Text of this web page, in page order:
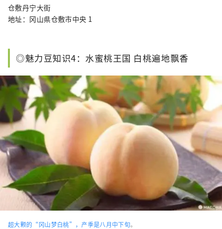
仓敷丹宁大街
地址：冈山県仓敷市中央 1
◎魅力豆知识4：水蜜桃王国 白桃遍地飘香
超大颗的“冈山梦白桃”，产季是八月中下旬。